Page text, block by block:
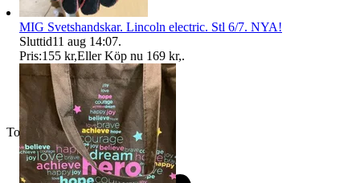
Toppsäljare
MIG Svetshandskar. Lincoln electric. Stl 6/7. NYA!
Sluttid11 aug 14:07.
Pris:155 kr,Eller Köp nu 169 kr,.